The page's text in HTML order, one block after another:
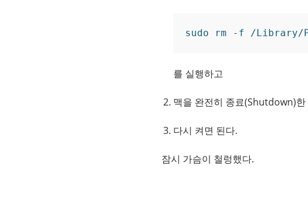
sudo rm -f /Library/
를 실행하고
맥을 완전히 종료(Shutdown)한
다시 켜면 된다.
잠시 가슴이 철렁했다.